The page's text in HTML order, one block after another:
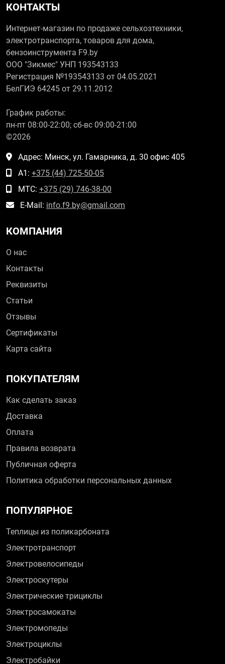
КОНТАКТЫ
Интернет-магазин по продаже сельхозтехники,
электротранспорта, товаров для дома,
бензоинструмента F9.by
ООО "Зикмес" УНП 193543133
Регистрация №193543133 от 04.05.2021
БелГИЭ 64245 от 29.11.2012
График работы:
пн-пт 08:00-22:00; сб-вс 09:00-21:00
©2026
Адрес: Минск, ул. Гамарника, д. 30 офис 405
А1: +375 (44) 725-50-05
МТС: +375 (29) 746-38-00
E-Mail: info.f9.by@gmail.com
КОМПАНИЯ
О нас
Контакты
Реквизиты
Статьи
Отзывы
Сертификаты
Карта сайта
ПОКУПАТЕЛЯМ
Как сделать заказ
Доставка
Оплата
Правила возврата
Публичная оферта
Политика обработки персональных данных
ПОПУЛЯРНОЕ
Теплицы из поликарбоната
Электротранспорт
Электровелосипеды
Электроскутеры
Электрические трициклы
Электросамокаты
Электромопеды
Электроциклы
Электробайки